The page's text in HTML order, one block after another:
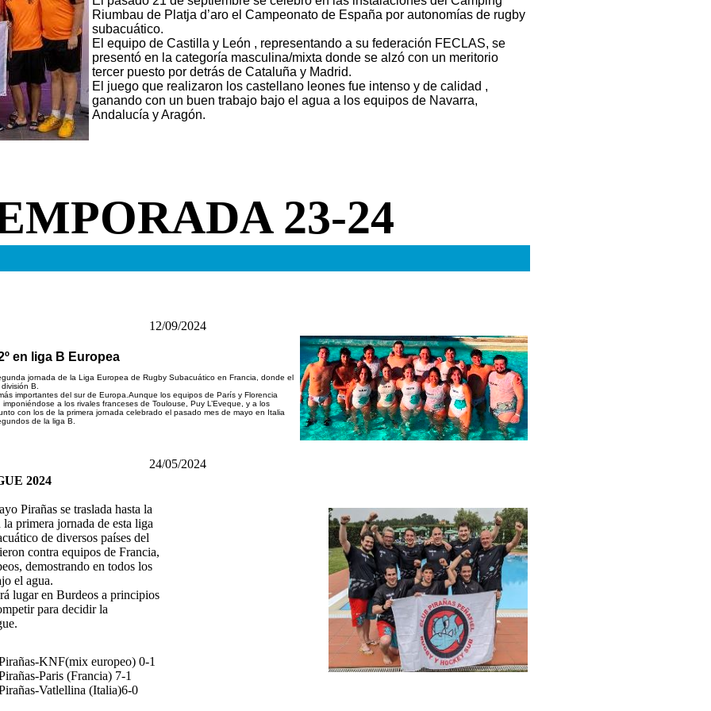
Riumbau de Platja d’aro el Campeonato de España por autonomías de rugby
subacuático.
El equipo de Castilla y León , representando a su federación FECLAS, se
presentó en la categoría masculina/mixta donde se alzó con un meritorio
tercer puesto por detrás de Cataluña y Madrid.
El juego que realizaron los castellano leones fue intenso y de calidad ,
ganando con un buen trabajo bajo el agua a los equipos de Navarra,
Andalucía y Aragón.
23-24
12/09/2024
en liga B Europea
jornada de la Liga Europea de Rugby Subacuático en Francia, donde el
B.
importantes del sur de Europa.Aunque los equipos de París y Florencia
a los rivales franceses de Toulouse, Puy L’Eveque, y a los
con los de la primera jornada celebrado el pasado mes de mayo en Italia
de la liga B.
24/05/2024
2024
Pirañas se traslada hasta la
primera jornada de esta liga
de diversos países del
contra equipos de Francia,
demostrando en todos los
el agua.
lugar en Burdeos a principios
para decidir la
KNF(mix europeo) 0-1
Paris (Francia) 7-1
Vatlellina (Italia)6-0